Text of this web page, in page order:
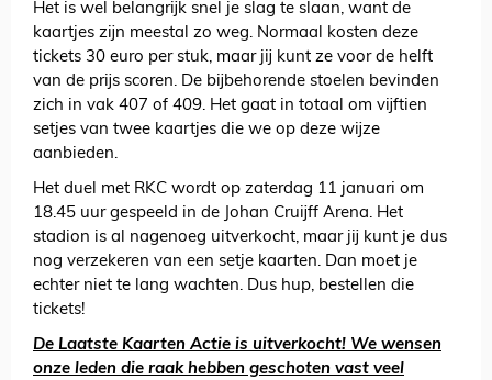
Het is wel belangrijk snel je slag te slaan, want de
kaartjes zijn meestal zo weg. Normaal kosten deze
tickets 30 euro per stuk, maar jij kunt ze voor de helft
van de prijs scoren. De bijbehorende stoelen bevinden
zich in vak 407 of 409. Het gaat in totaal om vijftien
setjes van twee kaartjes die we op deze wijze
aanbieden.
Het duel met RKC wordt op zaterdag 11 januari om
18.45 uur gespeeld in de Johan Cruijff Arena. Het
stadion is al nagenoeg uitverkocht, maar jij kunt je dus
nog verzekeren van een setje kaarten. Dan moet je
echter niet te lang wachten. Dus hup, bestellen die
tickets!
De Laatste Kaarten Actie is uitverkocht! We wensen
onze leden die raak hebben geschoten vast veel